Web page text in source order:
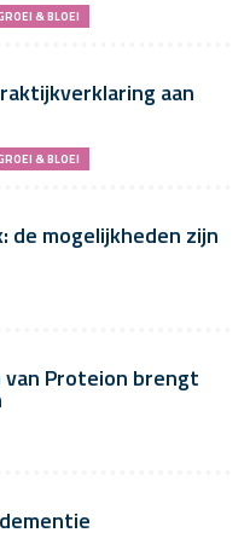
& BLOEI
aan
& BLOEI
de mogelijkheden zijn
Proteion brengt